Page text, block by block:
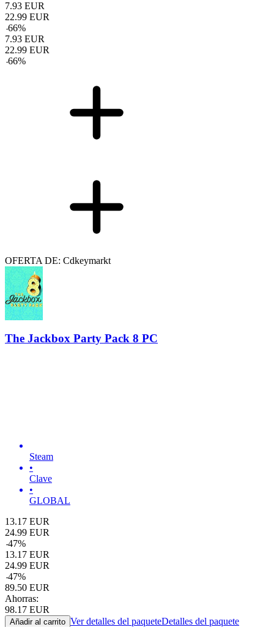
7.93 EUR
22.99 EUR
-66%
7.93 EUR
22.99 EUR
-66%
OFERTA DE: Cdkeymarkt
The Jackbox Party Pack 8 PC
Steam
•
Clave
•
GLOBAL
13.17 EUR
24.99 EUR
-47%
13.17 EUR
24.99 EUR
-47%
89.50 EUR
Ahorras:
98.17 EUR
Añadir al carrito Ver detalles del paqueteDetalles del paquete